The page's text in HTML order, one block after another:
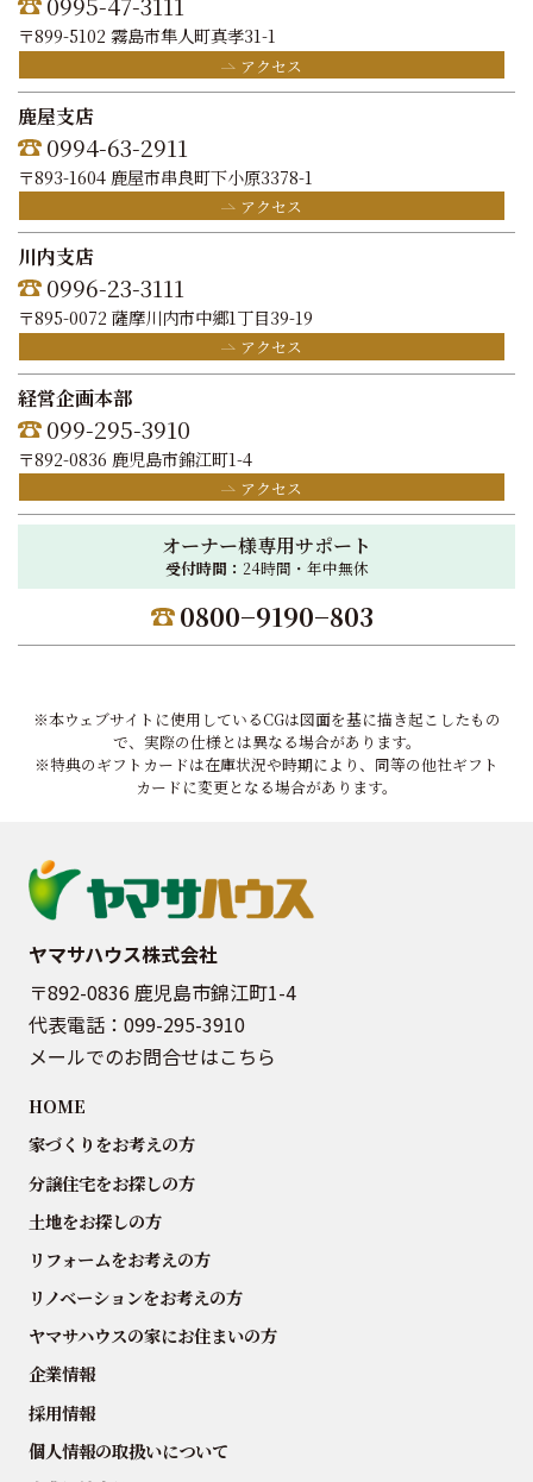
〒899-5102 霧島市隼人町真孝31-1
アクセス
鹿屋支店
0994-63-2911
〒893-1604 鹿屋市串良町下小原3378-1
アクセス
川内支店
0996-23-3111
〒895-0072 薩摩川内市中郷1丁目39-19
アクセス
経営企画本部
099-295-3910
〒892-0836 鹿児島市錦江町1-4
アクセス
オーナー様専用サポート
受付時間： 24時間・年中無休
0800−9190−803
※本ウェブサイトに使用しているCGは図面を基に描き起こしたもの
で、実際の仕様とは異なる場合があります。
※特典のギフトカードは在庫状況や時期により、同等の他社ギフト
カードに変更となる場合があります。
ヤマサハウス株式会社
〒892-0836 鹿児島市錦江町1-4
代表電話： 099-295-3910
メールでのお問合せはこちら
HOME
家づくりをお考えの方
分譲住宅をお探しの方
土地をお探しの方
リフォームをお考えの方
リノベーションをお考えの方
ヤマサハウスの家にお住まいの方
企業情報
採用情報
個人情報の取扱いについて